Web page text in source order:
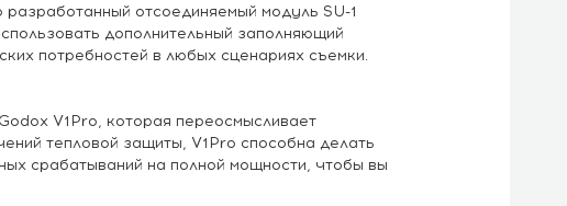
отсоединяемый модуль SU-1
дополнительный заполняющий
потребностей в любых сценариях съемки.
V1Pro, которая переосмысливает
тепловой защиты, V1Pro способна делать
срабатываний на полной мощности, чтобы вы